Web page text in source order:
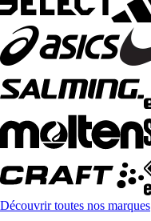
Découvrir toutes nos marques